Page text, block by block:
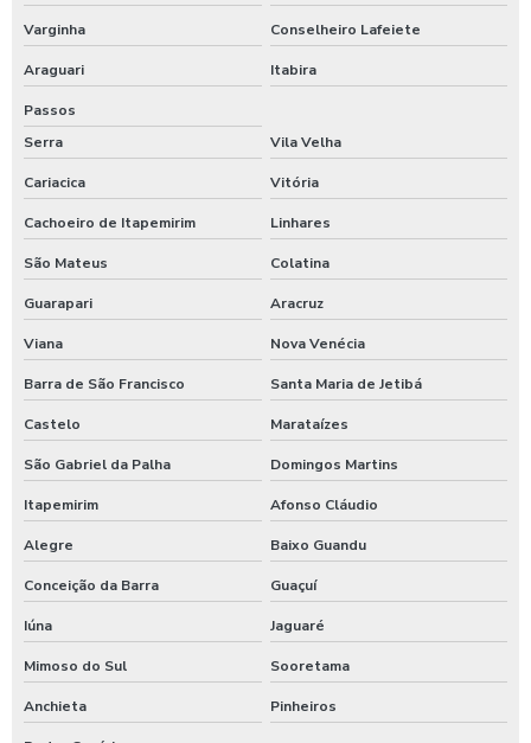
Varginha Conselheiro Lafeiete
Araguari Itabira
Passos
Serra
Vila Velha
Cariacica Vitória
Cachoeiro de Itapemirim Linhares
São Mateus Colatina
Guarapari Aracruz
Viana Nova Venécia
Barra de São Francisco Santa Maria de Jetibá
Castelo Marataízes
São Gabriel da Palha Domingos Martins
Itapemirim Afonso Cláudio
Alegre Baixo Guandu
Conceição da Barra Guaçuí
Iúna Jaguaré
Mimoso do Sul Sooretama
Anchieta Pinheiros